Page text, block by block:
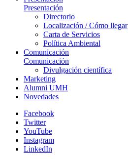
Presentación
Directorio
Localización / Cómo llegar
Carta de Servicios
Política Ambiental
Comunicación
Comunicación
Divulgación científica
Marketing
Alumni UMH
Novedades
Facebook
Twitter
YouTube
Instagram
LinkedIn